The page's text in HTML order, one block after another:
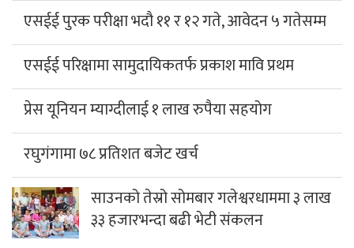
एसईई पुरक परीक्षा भदौ ११ र १२ गते, आवेदन ५ गतेसम्म
एसईई परिक्षामा सामुदायिकतर्फ प्रकाश मावि प्रथम
प्रेस यूनियन म्याग्दीलाई १ लाख रुपैया सहयोग
रघुगंगामा ७८ प्रतिशत बजेट खर्च
साउनको तेस्रो सोमबार गलेश्वरधाममा ३ लाख
३३ हजारभन्दा बढी भेटी संकलन